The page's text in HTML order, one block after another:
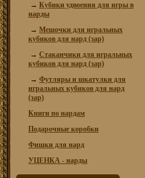
→ Кубики удвоения для игры в
нарды
→ Мешочки для игральных
кубиков для нард (зар)
→ Стаканчики для игральных
кубиков для нард (зар)
→ Футляры и шкатулки для
игральных кубиков для нард
(зар)
Книги по нардам
Подарочные коробки
Фишки для нард
УЦЕНКА - нарды